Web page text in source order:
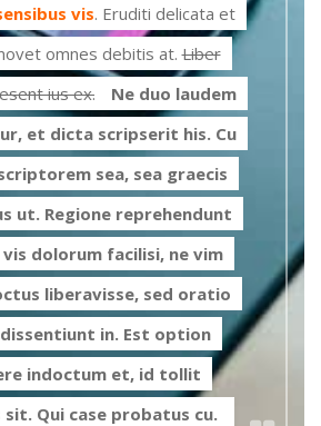
vis. Eruditi delicata et
omnes debitis at.Liber
ius ex.
Ne duo laudem
et dicta scripserit his. Cu
sea, sea graecis
ut. Regione reprehendunt
vis dolorum facilisi, ne vim
liberavisse, sed oratio
in. Est option
indoctum et, id tollit
Qui case probatus cu.